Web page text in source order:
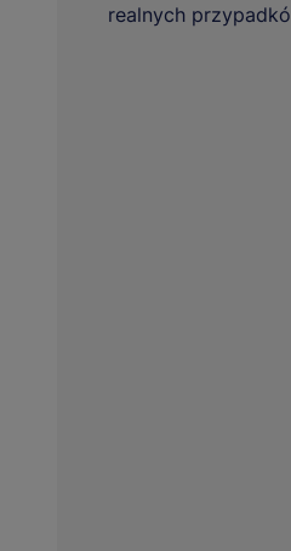
realnych